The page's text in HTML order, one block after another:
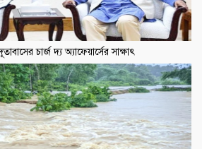
চার্জ দ্য অ্যাফেয়ার্সের সাক্ষাৎ